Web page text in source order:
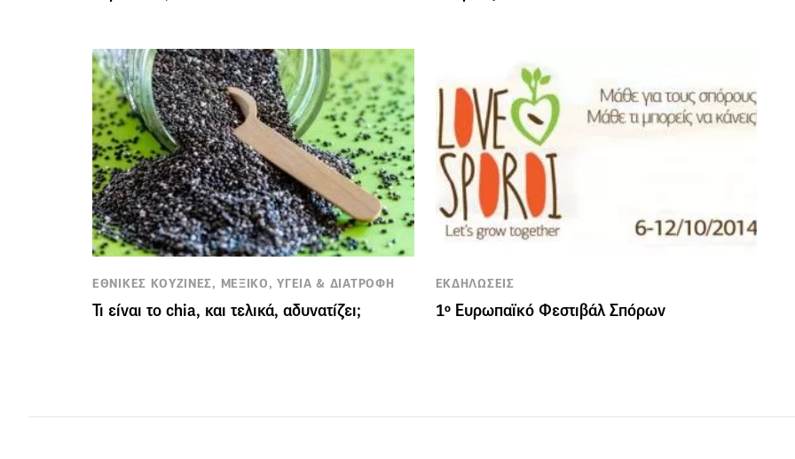
ΕΘΝΙΚΕΣ ΚΟΥΖΙΝΕΣ, ΜΕΞΙΚΟ, ΥΓΕΙΑ & ΔΙΑΤΡΟΦΗ
Τι είναι το chia, και τελικά, αδυνατίζει;
ΕΚΔΗΛΩΣΕΙΣ
1º Eυρωπαϊκό Φεστιβάλ Σπόρων